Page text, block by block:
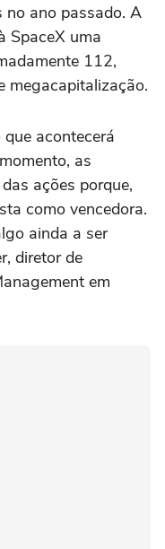
no ano passado. A
SpaceX uma
112,
megacapitalização.
acontecerá
as
ações porque,
como vencedora.
ainda a ser
diretor de
em